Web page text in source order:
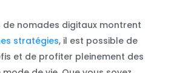
de nomades digitaux montrent
stratégies, il est possible de
et de profiter pleinement des